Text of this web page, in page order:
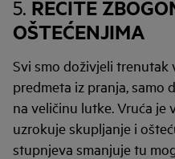
5. RECITE
OŠTEĆENJIMA
Svi smo doživjeli
predmeta iz pranja, samo
na veličinu lutke. Vruća je
uzrokuje skupljanje i
stupnjeva smanjuje tu